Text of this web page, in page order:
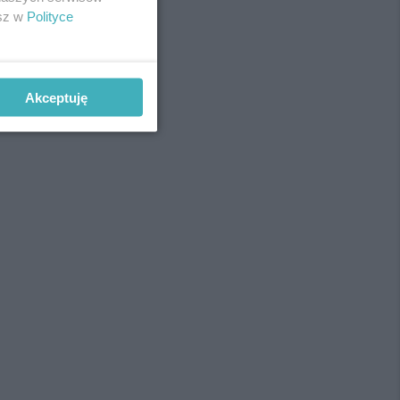
w Polityce
Akceptuję